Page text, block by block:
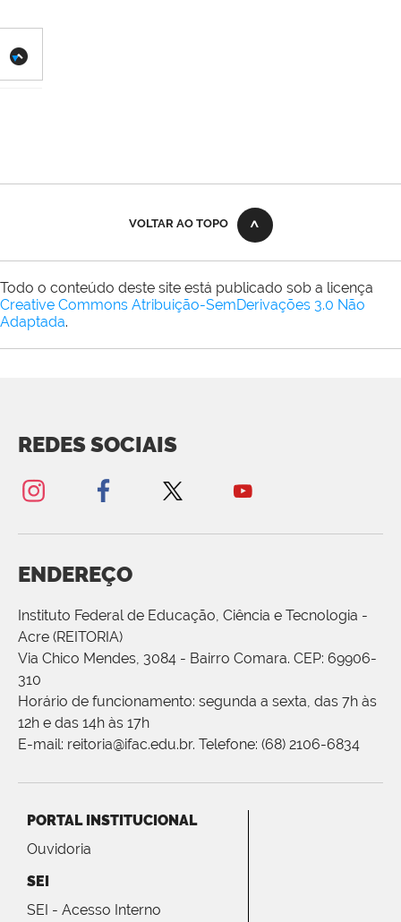
VOLTAR AO TOPO
Todo o conteúdo deste site está publicado sob a licença
Creative Commons Atribuição-SemDerivações 3.0 Não
Adaptada.
REDES SOCIAIS
ENDEREÇO
Instituto Federal de Educação, Ciência e Tecnologia -
Acre (REITORIA)
Via Chico Mendes, 3084 - Bairro Comara. CEP: 69906-
310
Horário de funcionamento: segunda a sexta, das 7h às
12h e das 14h às 17h
E-mail: reitoria@ifac.edu.br. Telefone: (68) 2106-6834
PORTAL INSTITUCIONAL
Ouvidoria
SEI
SEI - Acesso Interno